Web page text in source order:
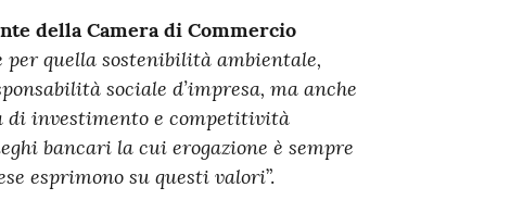
della Camera di Commercio
quella sostenibilità ambientale,
sociale d’impresa, ma anche
di investimento e competitività
bancari la cui erogazione è sempre
esprimono su questi valori”.